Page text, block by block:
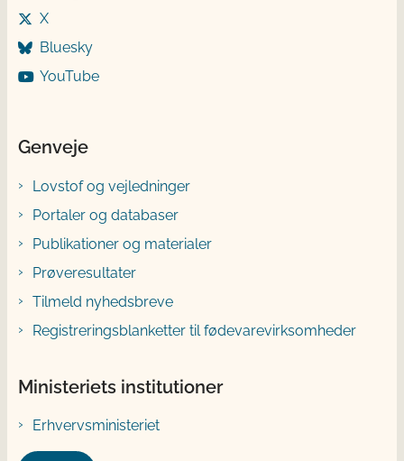
X
Bluesky
YouTube
Genveje
Lovstof og vejledninger
Portaler og databaser
Publikationer og materialer
Prøveresultater
Tilmeld nyhedsbreve
Registreringsblanketter til fødevarevirksomheder
Ministeriets institutioner
Erhvervsministeriet